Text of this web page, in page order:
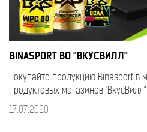
BINASPORT ВО "ВКУСВИЛЛ"
Покупайте продукцию Binasport в
продуктовых магазинов "ВкусВилл"
17.07.2020